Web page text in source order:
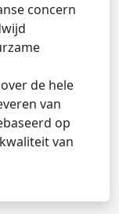
concern
de hele
van
op
van